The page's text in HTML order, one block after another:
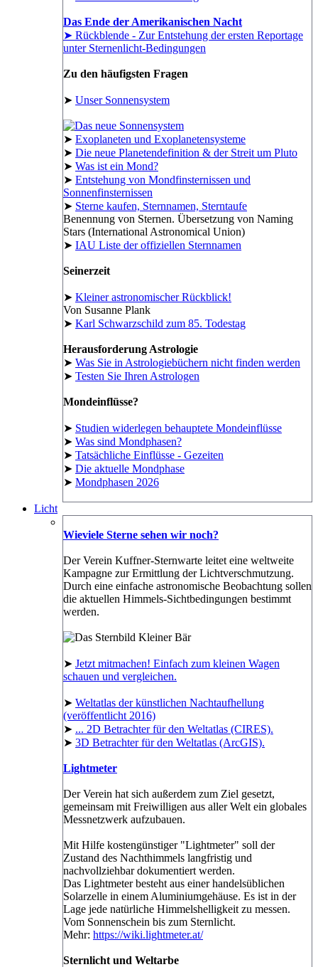
Das Ende der Amerikanischen Nacht
➤ Rückblende - Zur Entstehung der ersten Reportage
unter Sternenlicht-Bedingungen
Zu den häufigsten Fragen
➤ Unser Sonnensystem
➤ Exoplaneten und Exoplanetensysteme
➤ Die neue Planetendefinition & der Streit um Pluto
➤ Was ist ein Mond?
➤ Entstehung von Mondfinsternissen und
Sonnenfinsternissen
➤ Sterne kaufen, Sternnamen, Sterntaufe
Benennung von Sternen. Übersetzung von Naming
Stars (International Astronomical Union)
➤ IAU Liste der offiziellen Sternnamen
Seinerzeit
➤ Kleiner astronomischer Rückblick!
Von Susanne Plank
➤ Karl Schwarzschild zum 85. Todestag
Herausforderung Astrologie
➤ Was Sie in Astrologiebüchern nicht finden werden
➤ Testen Sie Ihren Astrologen
Mondeinflüsse?
➤ Studien widerlegen behauptete Mondeinflüsse
➤ Was sind Mondphasen?
➤ Tatsächliche Einflüsse - Gezeiten
➤ Die aktuelle Mondphase
➤ Mondphasen 2026
Licht
Wieviele Sterne sehen wir noch?
Der Verein Kuffner-Sternwarte leitet eine weltweite
Kampagne zur Ermittlung der Lichtverschmutzung.
Durch eine einfache astronomische Beobachtung sollen
die aktuellen Himmels-Sichtbedingungen bestimmt
werden.
➤ Jetzt mitmachen! Einfach zum kleinen Wagen
schauen und vergleichen.
➤ Weltatlas der künstlichen Nachtaufhellung
(veröffentlicht 2016)
➤ ... 2D Betrachter für den Weltatlas (CIRES).
➤ 3D Betrachter für den Weltatlas (ArcGIS).
Lightmeter
Der Verein hat sich außerdem zum Ziel gesetzt,
gemeinsam mit Freiwilligen aus aller Welt ein globales
Messnetzwerk aufzubauen.
Mit Hilfe kostengünstiger "Lightmeter" soll der
Zustand des Nachthimmels langfristig und
nachvollziehbar dokumentiert werden.
Das Lightmeter besteht aus einer handelsüblichen
Solarzelle in einem Aluminiumgehäuse. Es ist in der
Lage jede natürliche Himmelshelligkeit zu messen.
Vom Sonnenschein bis zum Sternlicht.
Mehr: https://wiki.lightmeter.at/
Sternlicht und Weltarbe